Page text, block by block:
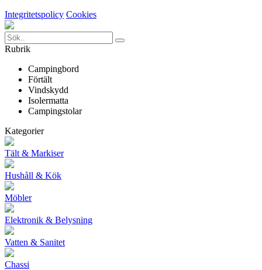
Integritetspolicy Cookies
Rubrik
Campingbord
Förtält
Vindskydd
Isolermatta
Campingstolar
Kategorier
Tält & Markiser
Hushåll & Kök
Möbler
Elektronik & Belysning
Vatten & Sanitet
Chassi